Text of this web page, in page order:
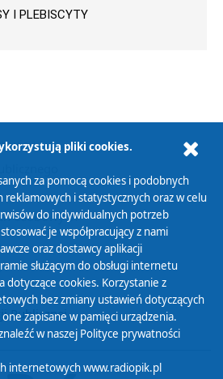
I PLEBISCYTY
osobowych
Publicznej
pliki cookies.
za pomocą cookies i podobnych
i statystycznych oraz w celu
do indywidualnych potrzeb
je współpracujący z nami
oraz dostawcy aplikacji
służącym do obsługi internetu
dotyczące cookies. Korzystanie z
bez zmiany ustawień dotyczących
zapisane w pamięci urządzenia.
w naszej Polityce prywatności
internetowych www.radiopik.pl